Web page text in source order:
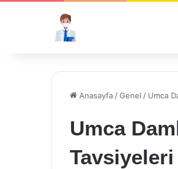
Anasayfa /Genel / Umca
Umca
Tavsiyeleri